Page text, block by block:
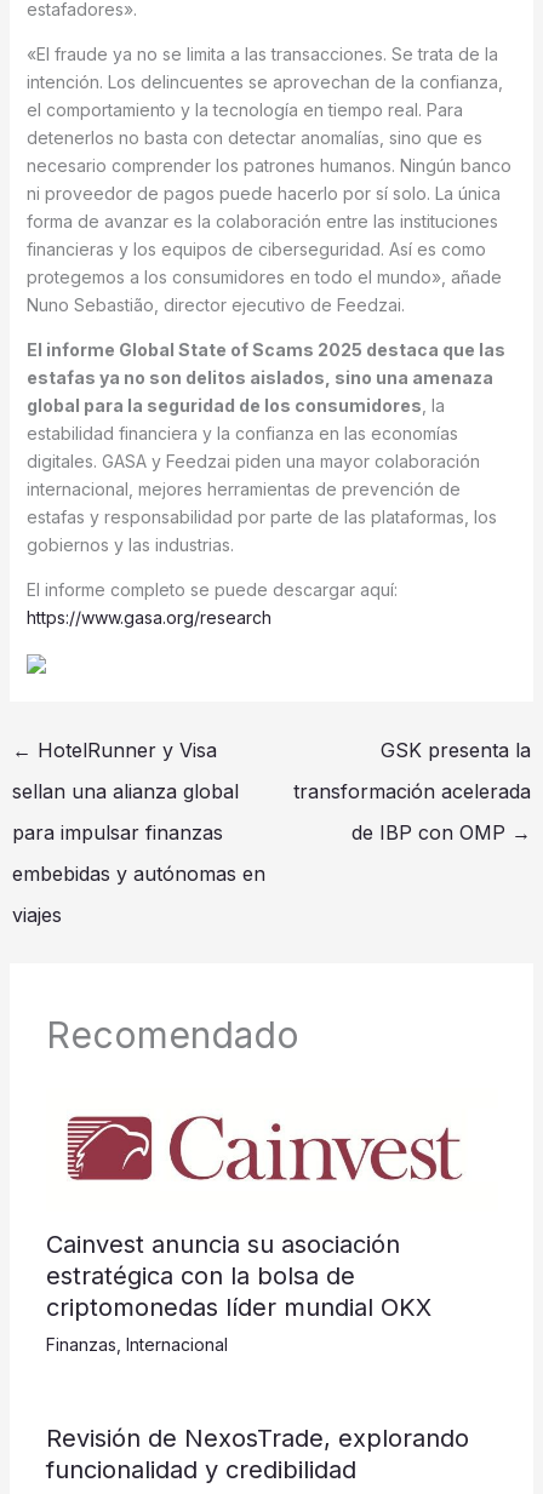
estafadores».
«El fraude ya no se limita a las transacciones. Se trata de la
intención. Los delincuentes se aprovechan de la confianza,
el comportamiento y la tecnología en tiempo real. Para
detenerlos no basta con detectar anomalías, sino que es
necesario comprender los patrones humanos. Ningún banco
ni proveedor de pagos puede hacerlo por sí solo. La única
forma de avanzar es la colaboración entre las instituciones
financieras y los equipos de ciberseguridad. Así es como
protegemos a los consumidores en todo el mundo», añade
Nuno Sebastião, director ejecutivo de Feedzai.
El informe Global State of Scams 2025 destaca que las
estafas ya no son delitos aislados, sino una amenaza
global para la seguridad de los consumidores , la
estabilidad financiera y la confianza en las economías
digitales. GASA y Feedzai piden una mayor colaboración
internacional, mejores herramientas de prevención de
estafas y responsabilidad por parte de las plataformas, los
gobiernos y las industrias.
El informe completo se puede descargar aquí:
https://www.gasa.org/research
← HotelRunner y Visa
sellan una alianza global
para impulsar finanzas
embebidas y autónomas en
viajes
GSK presenta la
transformación acelerada
de IBP con OMP →
Recomendado
Cainvest anuncia su asociación
estratégica con la bolsa de
criptomonedas líder mundial OKX
Finanzas Internacional
Revisión de NexosTrade, explorando
funcionalidad y credibilidad